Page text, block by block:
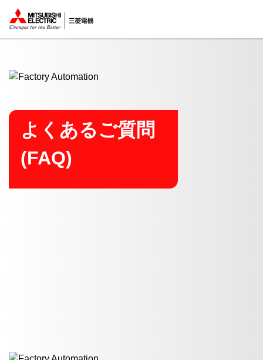
ここから本文
よくあるご質問
(FAQ)